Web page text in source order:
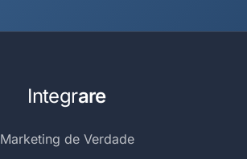
Integrare
Marketing de Verdade